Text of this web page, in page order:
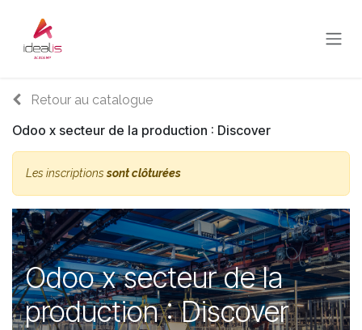
Retour au catalogue
Odoo x secteur de la production : Discover
Les inscriptionssont clôturées
Odoo x secteur de la
production : Discover